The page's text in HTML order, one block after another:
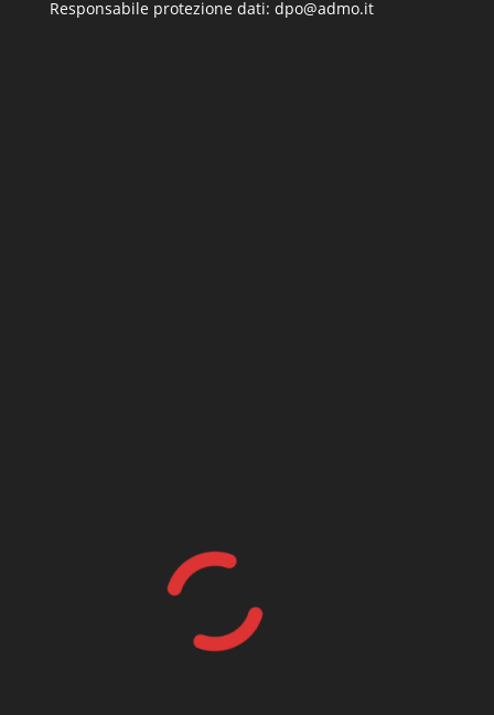
Responsabile protezione dati: dpo@admo.it